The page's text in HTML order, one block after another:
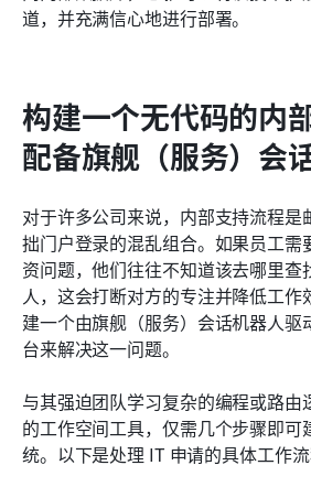
道，并充满信心地进行部署。
构建一个无代码的内
配备旗舰（服务）会
对于许多公司来说，内部支持流程是
拙门户登录的混乱组合。如果员工需
资问题，他们往往不知道该去哪里查
人，这会打断对方的专注并降低工作
建一个由旗舰（服务）会话机器人驱
台来解决这一问题。
与其强迫团队学习复杂的编程或路由
的工作空间工具，仅需几个步骤即可
统。以下是处理 IT 申请的具体工作流